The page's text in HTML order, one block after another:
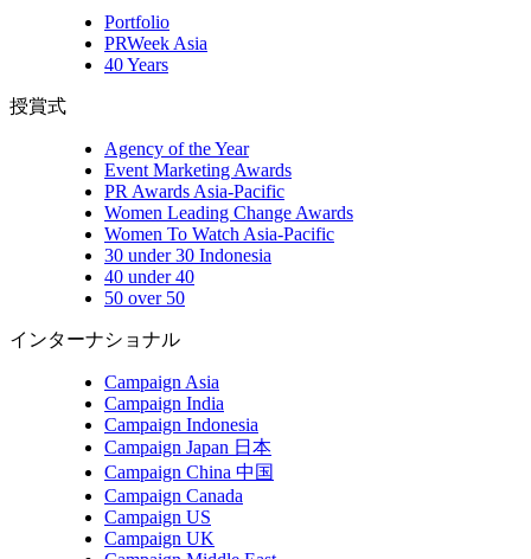
Portfolio
PRWeek Asia
40 Years
授賞式
Agency of the Year
Event Marketing Awards
PR Awards Asia-Pacific
Women Leading Change Awards
Women To Watch Asia-Pacific
30 under 30 Indonesia
40 under 40
50 over 50
インターナショナル
Campaign Asia
Campaign India
Campaign Indonesia
Campaign Japan 日本
Campaign China 中国
Campaign Canada
Campaign US
Campaign UK